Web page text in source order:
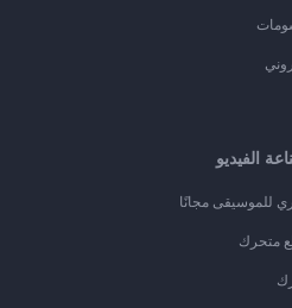
الفيديو
للموسيقى مجانًا
متحرك